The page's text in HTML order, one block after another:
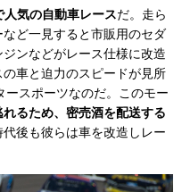
人気の自動車レースだ。走ら
ど一見すると市販用のセダ
ンなどがレース仕様に改造
車と迫力のスピードが見所
スポーツなのだ。このモー
れるため、密売酒を配送する
代後も彼らは車を改造しレー